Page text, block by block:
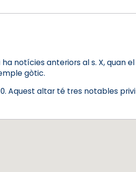
notícies anteriors al s. X, quan
gòtic.
Aquest altar té tres notables